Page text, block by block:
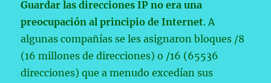
Guardar las direcciones IP no era una
preocupación al principio de Internet. A
algunas compañías se les asignaron bloques /8
(16 millones de direcciones) o /16 (65536
direcciones) que a menudo excedían sus